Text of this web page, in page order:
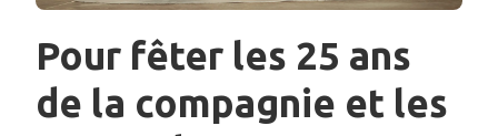
Pour fêter les 25 ans
de la compagnie et les